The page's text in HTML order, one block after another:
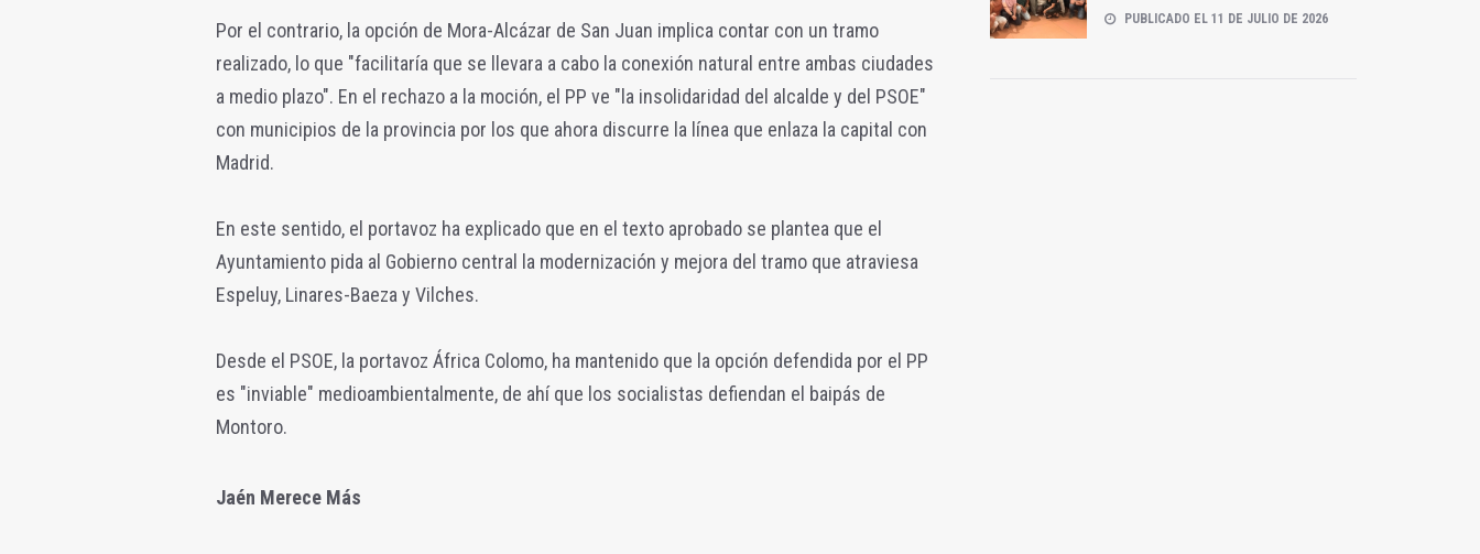
Por el contrario, la opción de Mora-Alcázar de San Juan implica contar con un tramo
realizado, lo que "facilitaría que se llevara a cabo la conexión natural entre ambas ciudades
a medio plazo". En el rechazo a la moción, el PP ve "la insolidaridad del alcalde y del PSOE"
con municipios de la provincia por los que ahora discurre la línea que enlaza la capital con
Madrid.
En este sentido, el portavoz ha explicado que en el texto aprobado se plantea que el
Ayuntamiento pida al Gobierno central la modernización y mejora del tramo que atraviesa
Espeluy, Linares-Baeza y Vilches.
Desde el PSOE, la portavoz África Colomo, ha mantenido que la opción defendida por el PP
es "inviable" medioambientalmente, de ahí que los socialistas defiendan el baipás de
Montoro.
Jaén Merece Más
PUBLICADO EL 11 DE JULIO DE 2026